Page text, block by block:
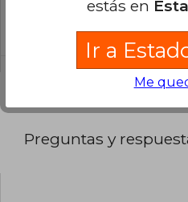
La encuadernación de
Preguntas y
estás en
Ir a
Me